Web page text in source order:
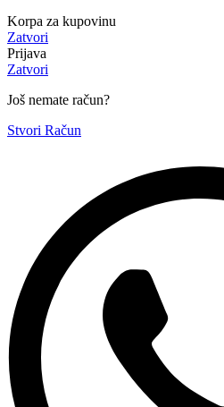
Korpa za kupovinu
Zatvori
Prijava
Zatvori
Još nemate račun?
Stvori Račun